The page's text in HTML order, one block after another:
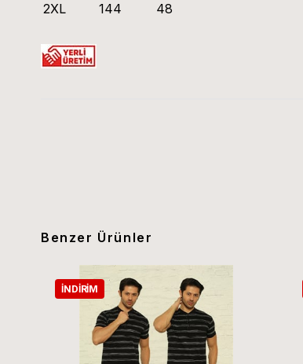
2XL
144 48
Benzer Ürünler
İNDIRIM